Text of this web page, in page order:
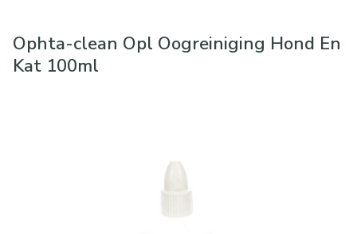
Ophta-clean Opl Oogreiniging Hond En
Kat 100ml